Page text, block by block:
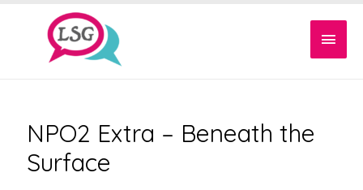
NPO2 Extra – Beneath the
Surface